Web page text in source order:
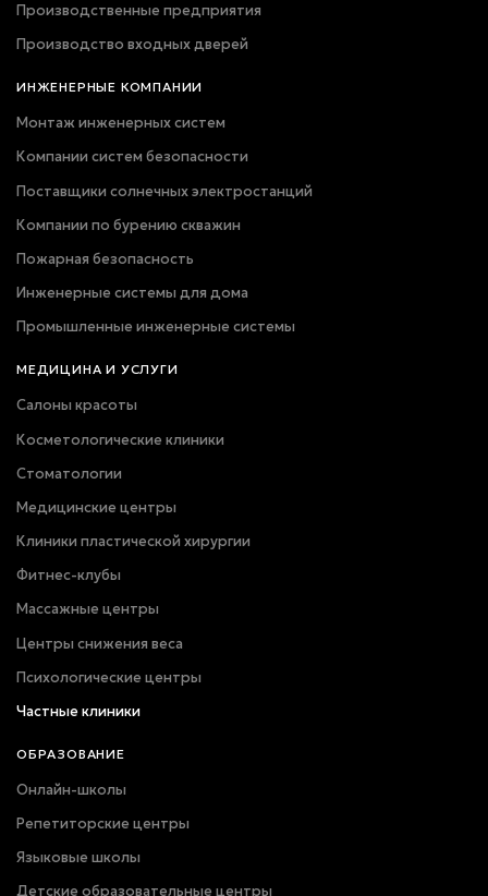
Производственные предприятия
Производство входных дверей
ИНЖЕНЕРНЫЕ КОМПАНИИ
Монтаж инженерных систем
Компании систем безопасности
Поставщики солнечных электростанций
Компании по бурению скважин
Пожарная безопасность
Инженерные системы для дома
Промышленные инженерные системы
МЕДИЦИНА И УСЛУГИ
Салоны красоты
Косметологические клиники
Стоматологии
Медицинские центры
Клиники пластической хирургии
Фитнес-клубы
Массажные центры
Центры снижения веса
Психологические центры
Частные клиники
ОБРАЗОВАНИЕ
Онлайн-школы
Репетиторские центры
Языковые школы
Детские образовательные центры